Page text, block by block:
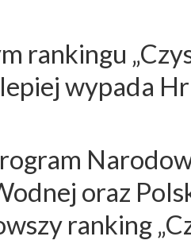
rankingu
wypada
oraz
ranking